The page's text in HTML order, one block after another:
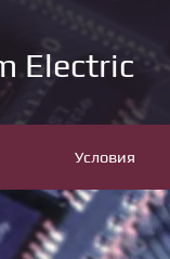
Electric
Условия